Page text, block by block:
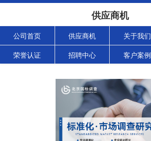
供应商机
公司首页 供应商机 关于我们
荣誉认证 招聘中心 客户案例